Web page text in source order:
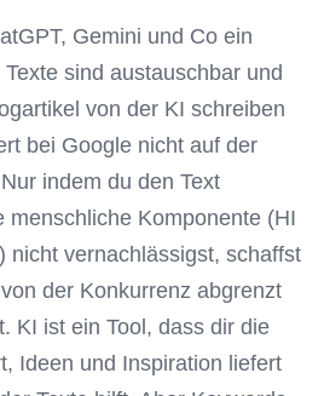
Gemini und Co ein
sind austauschbar und
von der KI schreiben
bei Google nicht auf der
indem du den Text
menschliche Komponente (HI
nicht vernachlässigst, schaffst
der Konkurrenz abgrenzt
KI ist ein Tool, dass dir die
Ideen und Inspiration liefert